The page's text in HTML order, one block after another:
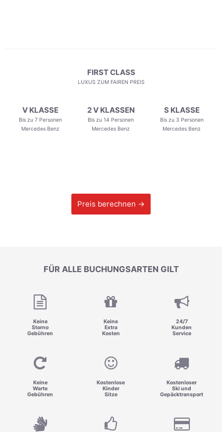
FIRST CLASS
LUXUS ZUM FAIREN PREIS
V KLASSE
Bis zu 7 Personen
Mercedes Benz
2 V KLASSEN
Bis zu 14 Personen
Mercedes Benz
S KLASSE
Bis zu 3 Personen
Mercedes Benz
Preis berechnen →
FÜR ALLE BUCHUNGSARTEN GILT
Keine
Storno
Gebühren
Keine
Extra
Kosten
24/7
Kunden
Service
Keine
Warte
Gebühren
Kostenlose
Kinder
Sitze
Kostenloser
Ski und
Gepäcktransport